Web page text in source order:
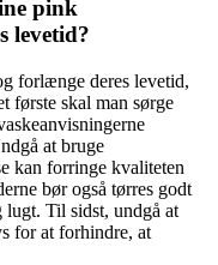
pink
levetid?
forlænge deres levetid,
første skal man sørge
at bruge
kan forringe kvaliteten
bør også tørres godt
Til sidst, undgå at
for at forhindre, at